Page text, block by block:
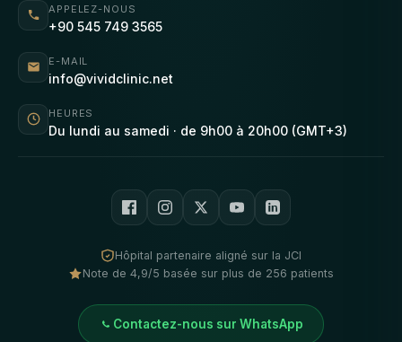
APPELEZ-NOUS
+90 545 749 3565
E-MAIL
info@vividclinic.net
HEURES
Du lundi au samedi · de 9h00 à 20h00 (GMT+3)
Hôpital partenaire aligné sur la JCI
Note de 4,9/5 basée sur plus de 256 patients
Contactez-nous sur WhatsApp